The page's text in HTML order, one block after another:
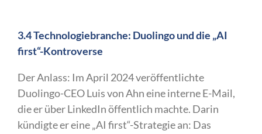
3.4 Technologiebranche: Duolingo und die „AI
first“-Kontroverse
Der Anlass: Im April 2024 veröffentlichte
Duolingo-CEO Luis von Ahn eine interne E-Mail,
die er über LinkedIn öffentlich machte. Darin
kündigte er eine „AI first“-Strategie an: Das